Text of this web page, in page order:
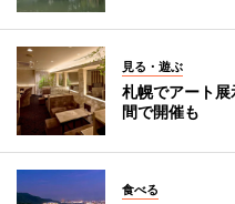
見る・遊ぶ
札幌でアート
間で開催も
食べる